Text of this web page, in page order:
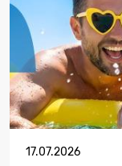
17.07.2026